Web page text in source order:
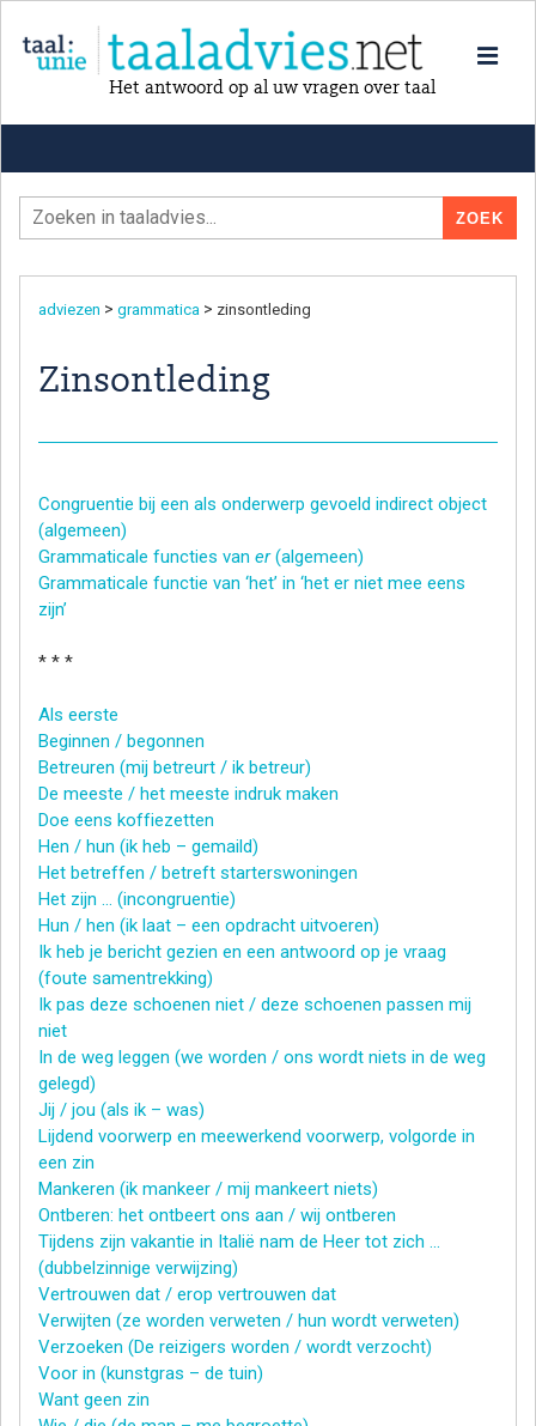
Het antwoord op al uw vragen over taal
adviezen > grammatica > zinsontleding
Zinsontleding
Congruentie bij een als onderwerp gevoeld indirect object
(algemeen)
Grammaticale functies van er(algemeen)
Grammaticale functie van ‘het’ in ‘het er niet mee eens
zijn’
* * *
Als eerste
Beginnen / begonnen
Betreuren (mij betreurt / ik betreur)
De meeste / het meeste indruk maken
Doe eens koffiezetten
Hen / hun (ik heb – gemaild)
Het betreffen / betreft starterswoningen
Het zijn … (incongruentie)
Hun / hen (ik laat – een opdracht uitvoeren)
Ik heb je bericht gezien en een antwoord op je vraag
(foute samentrekking)
Ik pas deze schoenen niet / deze schoenen passen mij
niet
In de weg leggen (we worden / ons wordt niets in de weg
gelegd)
Jij / jou (als ik – was)
Lijdend voorwerp en meewerkend voorwerp, volgorde in
een zin
Mankeren (ik mankeer / mij mankeert niets)
Ontberen: het ontbeert ons aan / wij ontberen
Tijdens zijn vakantie in Italië nam de Heer tot zich …
(dubbelzinnige verwijzing)
Vertrouwen dat / erop vertrouwen dat
Verwijten (ze worden verweten / hun wordt verweten)
Verzoeken (De reizigers worden / wordt verzocht)
Voor in (kunstgras – de tuin)
Want geen zin